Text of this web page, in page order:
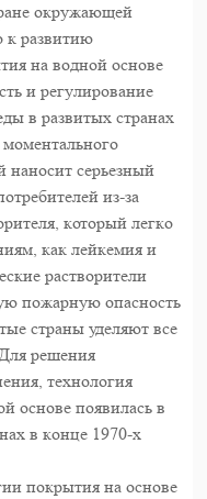
окружающей
к развитию
на водной основе
и регулирование
в развитых странах
наносит серьезный
из-за
который легко
как лейкемия и
растворители
пожарную опасность
страны уделяют все
решения
технология
основе появилась в
в конце 1970-х
покрытия на основе